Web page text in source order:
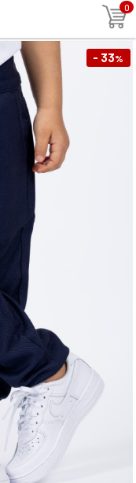
0
- 33%